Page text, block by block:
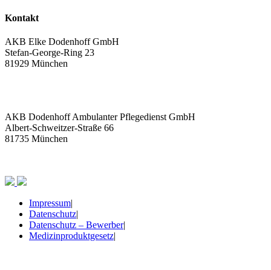
Kontakt
AKB Elke Dodenhoff GmbH
Stefan-George-Ring 23
81929 München
AKB Dodenhoff Ambulanter Pflegedienst GmbH
Albert-Schweitzer-Straße 66
81735 München
Impressum|
Datenschutz|
Datenschutz – Bewerber|
Medizinproduktgesetz|